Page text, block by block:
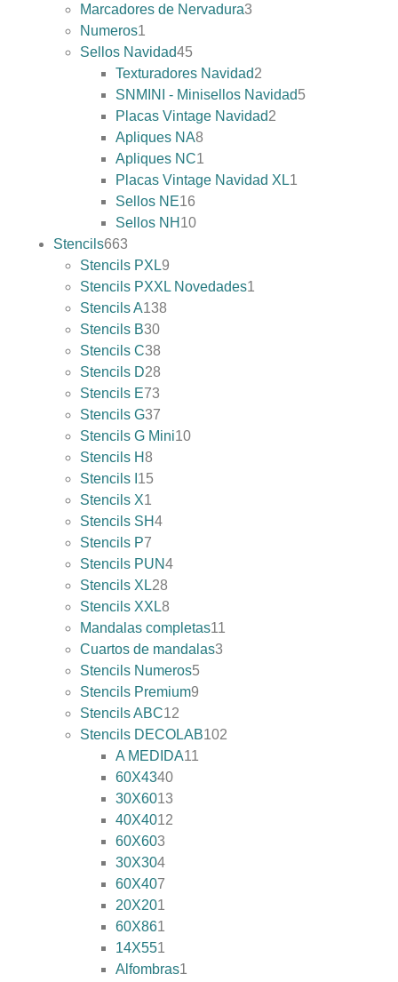
Marcadores de Nervadura3
Numeros1
Sellos Navidad45
Texturadores Navidad2
SNMINI - Minisellos Navidad5
Placas Vintage Navidad2
Apliques NA8
Apliques NC1
Placas Vintage Navidad XL1
Sellos NE16
Sellos NH 10
Stencils663
Stencils PXL9
Stencils PXXL Novedades1
Stencils A138
Stencils B30
Stencils C38
Stencils D28
Stencils E73
Stencils G37
Stencils G Mini10
Stencils H8
Stencils I 15
Stencils X1
Stencils SH4
Stencils P7
Stencils PUN4
Stencils XL28
Stencils XXL8
Mandalas completas11
Cuartos de mandalas3
Stencils Numeros5
Stencils Premium9
Stencils ABC12
Stencils DECOLAB102
A MEDIDA11
60X4340
30X6013
40X4012
60X603
30X304
60X407
20X201
60X861
14X551
Alfombras1